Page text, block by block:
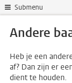
Submenu
Andere
Heb je een
af? Dan zijn er
dient te houden.